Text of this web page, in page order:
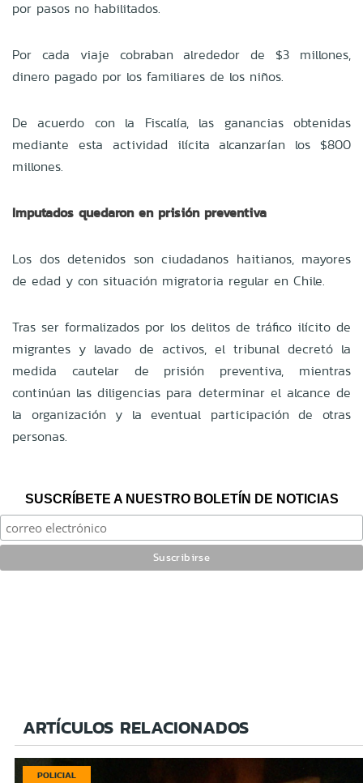
por pasos no habilitados.
Por cada viaje cobraban alrededor de $3 millones,
dinero pagado por los familiares de los niños.
De acuerdo con la Fiscalía, las ganancias obtenidas
mediante esta actividad ilícita alcanzarían los $800
millones.
Imputados quedaron en prisión preventiva
Los dos detenidos son ciudadanos haitianos, mayores
de edad y con situación migratoria regular en Chile.
Tras ser formalizados por los delitos de tráfico ilícito de
migrantes y lavado de activos, el tribunal decretó la
medida cautelar de prisión preventiva, mientras
continúan las diligencias para determinar el alcance de
la organización y la eventual participación de otras
personas.
SUSCRÍBETE A NUESTRO BOLETÍN DE NOTICIAS
ARTÍCULOS RELACIONADOS
POLICIAL